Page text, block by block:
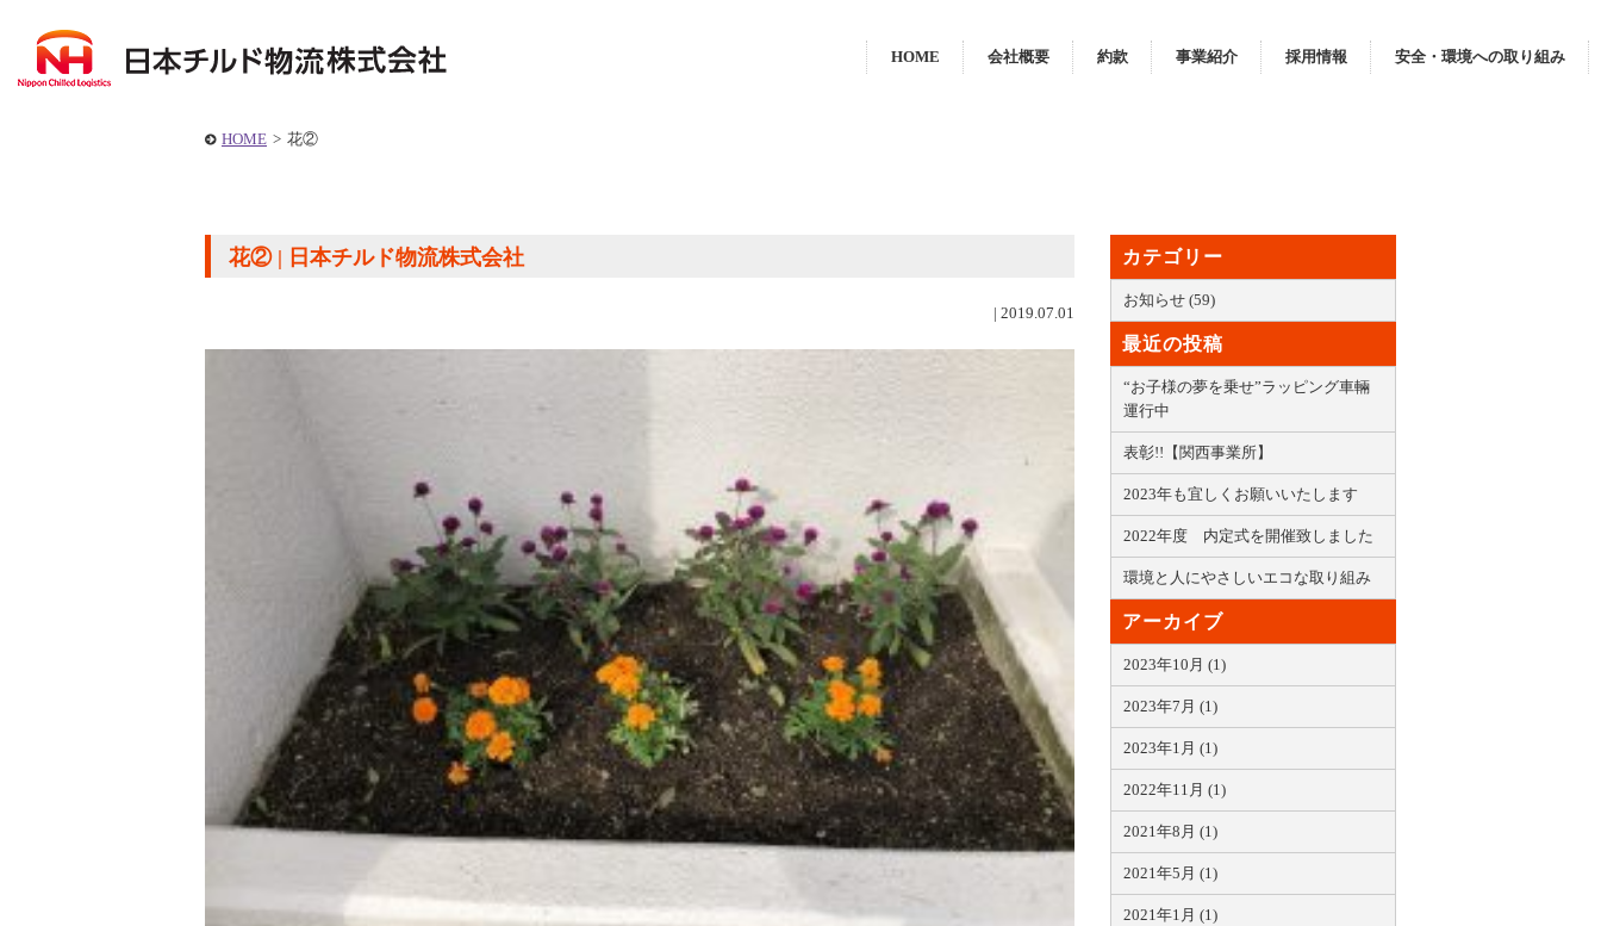
HOME 会社概要 約款 事業紹介 採用情報 安全・環境への取り組み
HOME > 花②
花② | 日本チルド物流株式会社
| 2019.07.01
カテゴリー
お知らせ (59)
最近の投稿
“お子様の夢を乗せ”ラッピング車輛
運行中
表彰!!【関西事業所】
2023年も宜しくお願いいたします
2022年度 内定式を開催致しました
環境と人にやさしいエコな取り組み
アーカイブ
2023年10月 (1)
2023年7月 (1)
2023年1月 (1)
2022年11月 (1)
2021年8月 (1)
2021年5月 (1)
2021年1月 (1)